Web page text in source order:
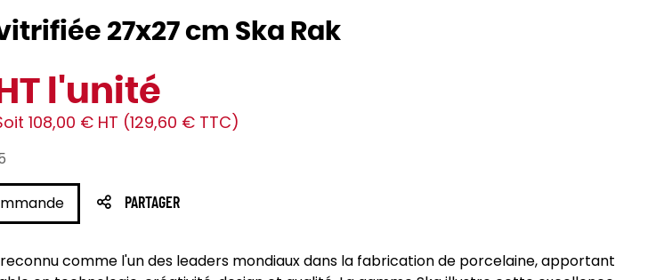
27x27 cm Ska Rak
l'unité
108,00 € HT (129,60 € TTC)
PARTAGER
comme l'un des leaders mondiaux dans la fabrication de porcelaine, apportant